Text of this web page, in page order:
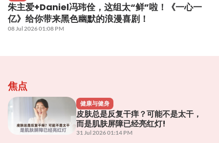
朱主爱+Daniel冯玮佺，这组太“鲜”啦！《一心一
亿》给你带来黑色幽默的浪漫喜剧！
08 Jul 2026 01:08 PM
焦点
健康与健身
皮肤总是反复干痒？可能不是太干，
而是肌肤屏障已经亮红灯!
31 Jul 2026 01:14 PM